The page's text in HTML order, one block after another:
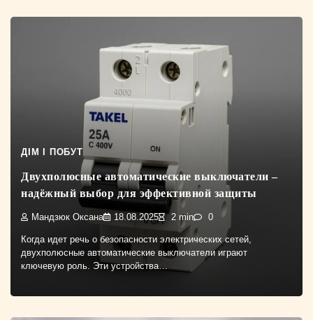
ДІМ І ПОБУТ
Двухполюсные автоматические выключатели –
надёжный выбор для эффективной защиты
Мандзюк Оксана 18.08.2025 2 min 0
Когда идет речь о безопасности электрических сетей,
двухполюсные автоматические выключатели играют
ключевую роль. Эти устройства…